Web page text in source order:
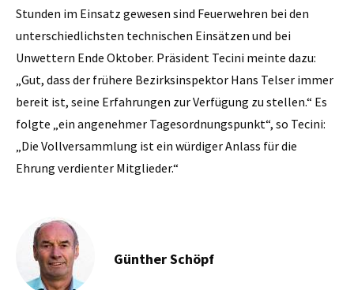
Stunden im Einsatz gewesen sind Feuerwehren bei den
unterschiedlichsten technischen Einsätzen und bei
Unwettern Ende Oktober. Präsident Tecini meinte dazu:
„Gut, dass der frühere Bezirksinspektor Hans Telser immer
bereit ist, seine Erfahrungen zur Verfügung zu stellen.“ Es
folgte „ein angenehmer Tagesordnungspunkt“, so Tecini:
„Die Vollversammlung ist ein würdiger Anlass für die
Ehrung verdienter Mitglieder.“
Günther Schöpf